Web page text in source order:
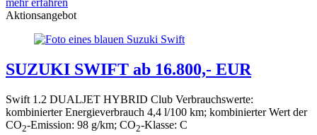
mehr erfahren
Aktionsangebot
SUZUKI SWIFT ab 16.800,- EUR
Swift 1.2 DUALJET HYBRID Club Verbrauchswerte:
kombinierter Energieverbrauch 4,4 l/100 km; kombinierter Wert der
CO2-Emission: 98 g/km; CO2-Klasse: C